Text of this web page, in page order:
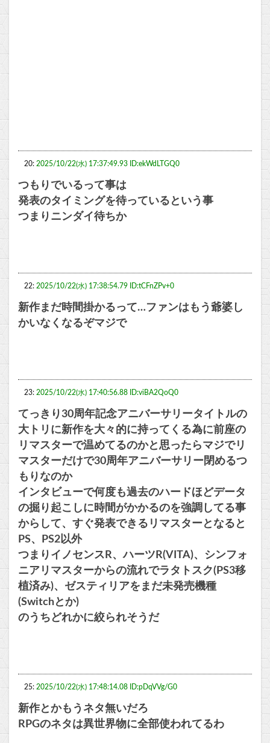
20: 2025/10/22(水) 17:37:49.93 ID:ekWdLTGQ0
つもりでいるって事は
発表のタイミングを待っているという事
つまりニンダイ待ちか
22: 2025/10/22(水) 17:38:54.79 ID:tCFnZPv+0
新作まだ時間掛かるって…ファンはもう爺婆し
かいなくなるぞマジで
23: 2025/10/22(水) 17:40:56.88 ID:viBA2QoQ0
てっきり30周年記念アニバーサリータイトルの
大トリに新作を大々的に持ってくる為に前座の
リマスターで温めてるのかと思ったらマジでリ
マスターだけで30周年アニバーサリー閉めるつ
もりなのか
インタビューで何度も過去のハードほどデータ
の掘り起こしに時間がかかるのを強調してる事
からして、すぐ発表できるリマスターとなると
PS、PS2以外
つまりイノセンスR、ハーツR(VITA)、シンフォ
ニアリマスターからの流れでラタトスク(PS3移
植済み)、ゼスティリアをまだ未発売機種
(Switchとか)
のうちどれかに絞られそうだ
25: 2025/10/22(水) 17:48:14.08 ID:pDqVVg/G0
新作とかもうネタ無いだろ
RPGのネタは異世界物に全部使われてるわ